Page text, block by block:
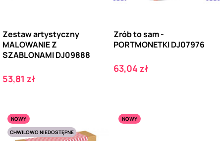
Zestaw artystyczny
MALOWANIE Z
SZABLONAMI DJ09888
Cena
53,81 zł
Zrób to sam -
PORTMONETKI DJ07976
Cena
63,04 zł
NOWY
CHWILOWO NIEDOSTĘPNE
NOWY